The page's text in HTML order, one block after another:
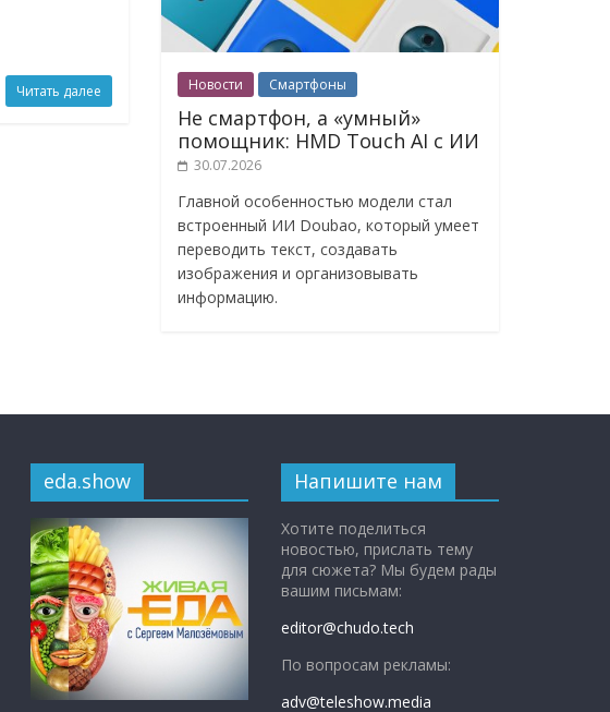
Читать далее Новости Смартфоны
Не смартфон, а «умный»
помощник: HMD Touch AI с ИИ
30.07.2026
Главной особенностью модели стал
встроенный ИИ Doubao, который умеет
переводить текст, создавать
изображения и организовывать
информацию.
eda.show Напишите нам
Хотите поделиться
новостью, прислать тему
для сюжета? Мы будем рады
вашим письмам:
editor@chudo.tech
По вопросам рекламы:
adv@teleshow.media